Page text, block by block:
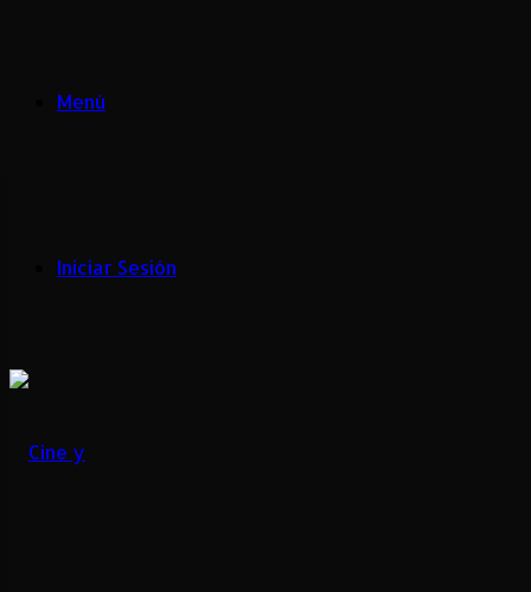
Menú
Iniciar Sesión